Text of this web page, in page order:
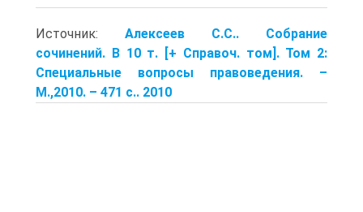
Источник: Алексеев С.С.. Собрание
сочинений. В 10 т. [+ Справоч. том]. Том 2:
Специальные вопросы правоведения. –
М.,2010. – 471 с.. 2010